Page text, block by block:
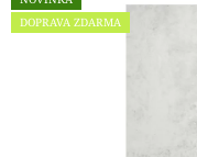
jeDOPRAVA ZDARMA